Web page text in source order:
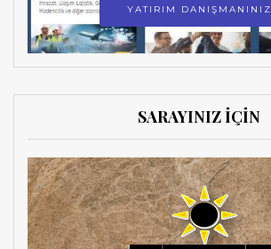
YATIRIM DANIŞMANINIZ
SARAYINIZ İÇİN